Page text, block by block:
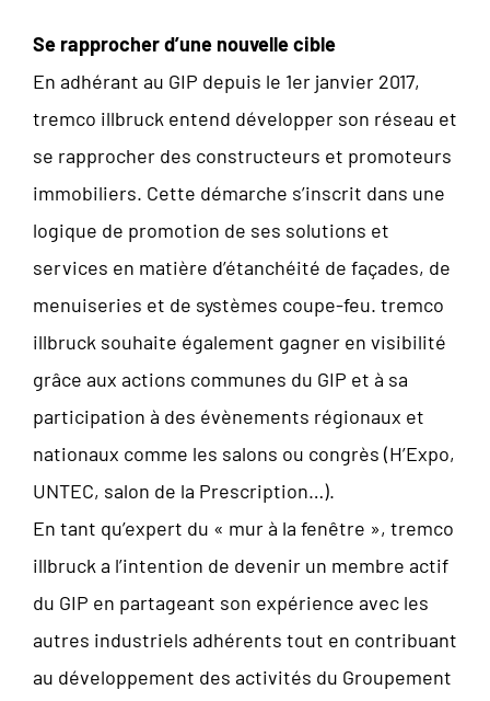
Se rapprocher d’une nouvelle cible
En adhérant au GIP depuis le 1er janvier 2017,
tremco illbruck entend développer son réseau et
se rapprocher des constructeurs et promoteurs
immobiliers. Cette démarche s’inscrit dans une
logique de promotion de ses solutions et
services en matière d’étanchéité de façades, de
menuiseries et de systèmes coupe-feu. tremco
illbruck souhaite également gagner en visibilité
grâce aux actions communes du GIP et à sa
participation à des évènements régionaux et
nationaux comme les salons ou congrès (H’Expo,
UNTEC, salon de la Prescription…).
En tant qu’expert du « mur à la fenêtre », tremco
illbruck a l’intention de devenir un membre actif
du GIP en partageant son expérience avec les
autres industriels adhérents tout en contribuant
au développement des activités du Groupement